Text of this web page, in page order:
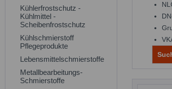
Kühlerfrostschutz -
Kühlmittel -
Scheibenfrostschutz
Kühlschmierstoff
Pflegeprodukte
Lebensmittelschmierstoffe
Metallbearbeitungs-
Schmierstoffe